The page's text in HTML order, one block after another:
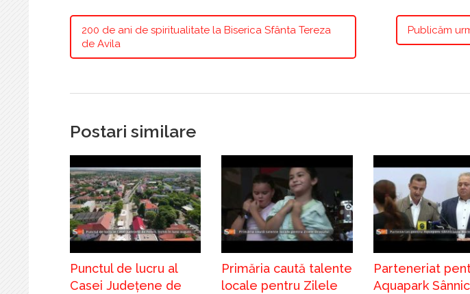
200 de ani de spiritualitate la Biserica Sfânta Tereza
de Avila
Publicăm
Postari similare
Punctul de lucru al
Casei Județene de
Primăria caută talente
locale pentru Zilele
Parteneriat
Aquapark